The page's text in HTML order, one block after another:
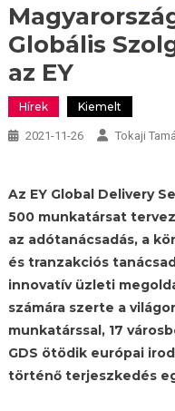
Globális
az EY
Hírek Kiemelt
2021-11-26 Tokaji
Az EY Global Delivery
500 munkatársat
az adótanácsadás, a
és tranzakciós
innovatív üzleti
számára szerte a
munkatárssal, 17
GDS ötödik európai
történő terjeszkedés